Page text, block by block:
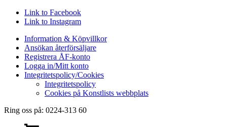
Link to Facebook
Link to Instagram
Information & Köpvillkor
Ansökan återförsäljare
Registrera ÅF-konto
Logga in/Mitt konto
Integritetspolicy/Cookies
Integritetspolicy
Cookies på Konstlists webbplats
Ring oss på: 0224-313 60